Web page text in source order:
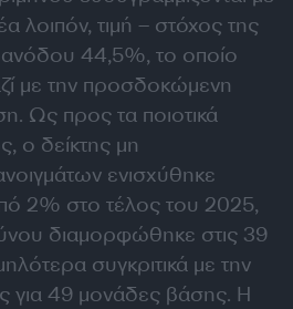
λοιπόν, τιμή – στόχος της
44,5%, το οποίο
με την προσδοκώμενη
Ως προς τα ποιοτικά
ο δείκτης μη
ενισχύθηκε
2% στο τέλος του 2025,
διαμορφώθηκε στις 39
συγκριτικά με την
για 49 μονάδες βάσης. Η